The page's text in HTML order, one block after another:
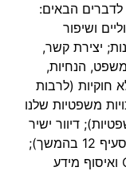
לדברים הבאים:
ושיפור
יצירת קשר,
משפט, הנחיות,
חוקיות (לרבות
משפטיות שלנו
דיוור ישיר
ופעולות שיווקיות (לפירוט נוסף אנא ראה בסעיף 12 בהמשך);
העשרת תוכן האתרים (באמצעות Cookies ואיסוף מידע